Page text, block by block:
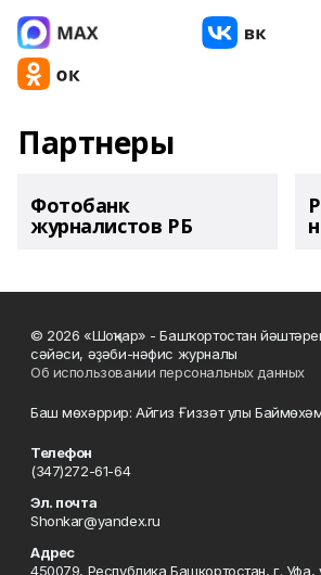
Партнеры
Фотобанк
журналистов РБ
© 2026 «Шоңҡар» - Башҡортостан
сәйәси, әҙәби-нәфис журналы
Об использовании персональных данных
Баш мөхәррир: Айгиз Ғиззәт улы
Телефон
(347)272-61-64
Эл. почта
Shonkar@yandex.ru
Адрес
450079, Республика Башкортостан, г. Уфа,